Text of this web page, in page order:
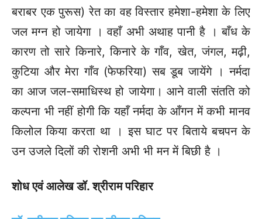
बराबर एक पुरूस) रेत का वह विस्तार हमेशा-हमेशा के लिए
जल मग्न हो जायेगा । वहाँ अभी अथाह पानी है । बाँध के
कारण तो सारे किनारे, किनारे के गाँव, खेत, जंगल, मढ़ी,
कुटिया और मेरा गाँव (फेफरिया) सब डूब जायेंगे । नर्मदा
का आज जल-समाधिस्थ हो जायेगा। आने वाली संतति को
कल्पना भी नहीं होगी कि यहाँ नर्मदा के आँगन में कभी मानव
किलोल किया करता था । इस घाट पर बिताये बचपन के
उन उजले दिलों की रोशनी अभी भी मन में बिछी है ।
शोध एवं आलेख डॉ. श्रीराम परिहार